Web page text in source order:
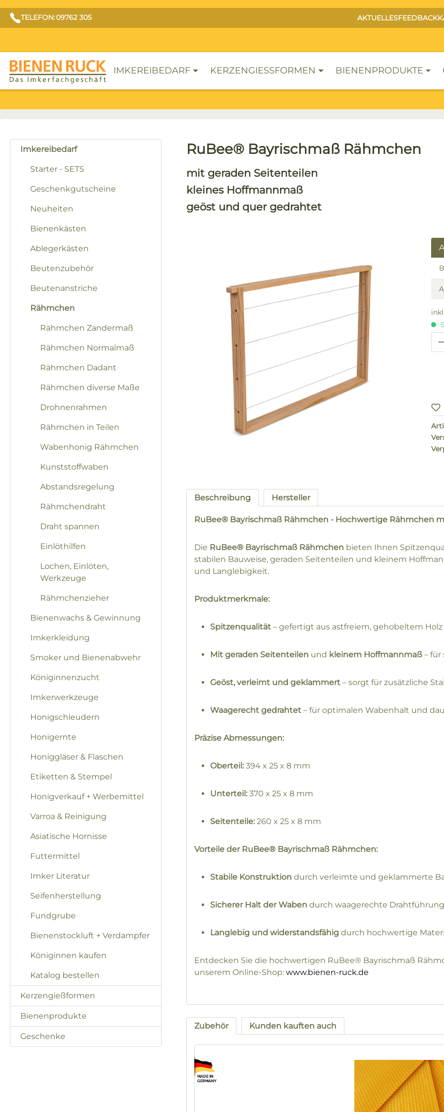
TELEFON: 09762 305 AKTUELLESFEEDBACK
IMKEREIBEDARF KERZENGIESSFORMEN BIENENPRODUKTE
Imkereibedarf
Starter - SETS
Geschenkgutscheine
Neuheiten
Bienenkästen
Ablegerkästen
Beutenzubehör
Beutenanstriche
Rähmchen
Rähmchen Zandermaß
Rähmchen Normalmaß
Rähmchen Dadant
Rähmchen diverse Maße
Drohnenrahmen
Rähmchen in Teilen
Wabenhonig Rähmchen
Kunststoffwaben
Abstandsregelung
Rähmchendraht
Draht spannen
Einlöthilfen
Lochen, Einlöten,
Werkzeuge
Rähmchenzieher
Bienenwachs & Gewinnung
Imkerkleidung
Smoker und Bienenabwehr
Königinnenzucht
Imkerwerkzeuge
Honigschleudern
Honigernte
Honiggläser & Flaschen
Etiketten & Stempel
Honigverkauf + Werbemittel
Varroa & Reinigung
Asiatische Hornisse
Futtermittel
Imker Literatur
Seifenherstellung
Fundgrube
Bienenstockluft + Verdampfer
Königinnen kaufen
Katalog bestellen
Kerzengießformen
Bienenprodukte
Geschenke
RuBee® Bayrischmaß Rähmchen
mit geraden Seitenteilen
kleines Hoffmannmaß
geöst und quer gedrahtet
Beschreibung Hersteller
RuBee® Bayrischmaß Rähmchen - Hochwertige Rähmchen
Die RuBee® Bayrischmaß Rähmchen bieten Ihnen
stabilen Bauweise, geraden Seitenteilen und kleinem
und Langlebigkeit.
Produktmerkmale:
Spitzenqualität – gefertigt aus astfreiem, gehobeltem
Mit geraden Seitenteilen und kleinem Hoffmannmaß –
Geöst, verleimt und geklammert – sorgt für zusätzliche
Waagerecht gedrahtet – für optimalen Wabenhalt und
Präzise Abmessungen:
Oberteil: 394 x 25 x 8 mm
Unterteil: 370 x 25 x 8 mm
Seitenteile: 260 x 25 x 8 mm
Vorteile der RuBee® Bayrischmaß Rähmchen:
Stabile Konstruktion durch verleimte und geklammerte
Sicherer Halt der Waben durch waagerechte
Langlebig und widerstandsfähig durch hochwertige
Entdecken Sie die hochwertigen RuBee® Bayrischmaß
unserem Online-Shop: www.bienen-ruck.de
Zubehör Kunden kauften auch
Produktgalerie überspringen